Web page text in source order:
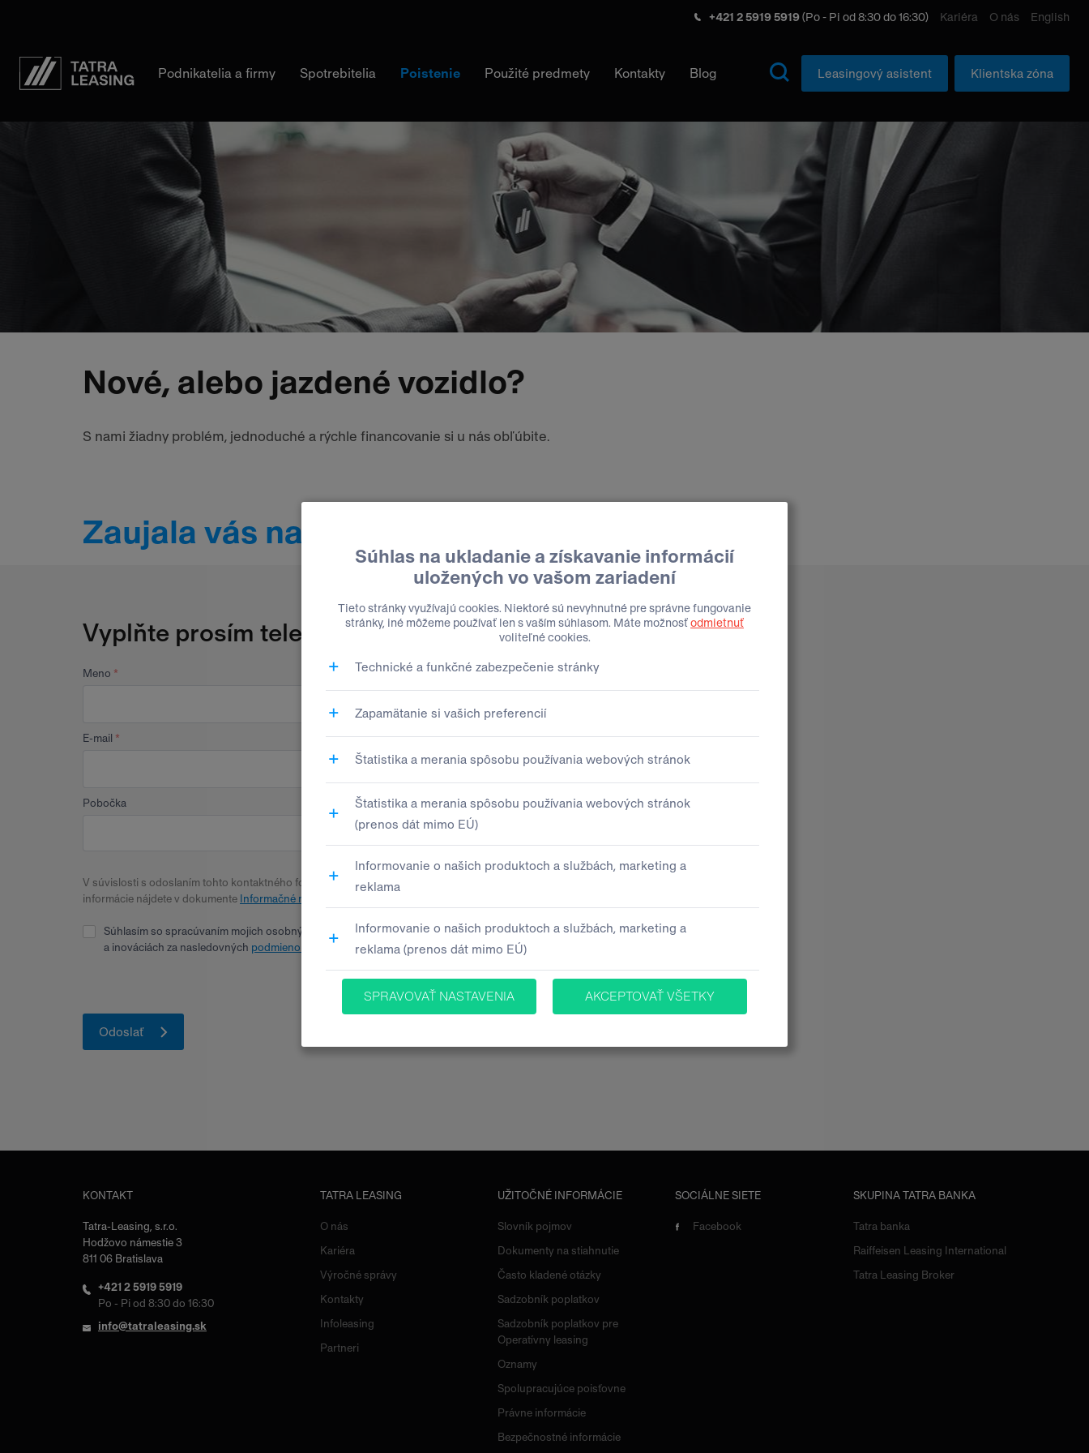
Tatra-
Leasing
Podnikatelia a firmy Spotrebitelia Poistenie Použité predmety Kontakty Blog
+421 2 5919 5919(Po - Pi od 8:30 do 16:30) Kariéra O nás English
Klientska zóna
Leasingový asistent
Nové, alebo jazdené vozidlo?
S nami žiadny problém, jednoduché a rýchle financovanie si u nás obľúbite.
Zaujala vás naša ponuka?
Vyplňte prosím telefónne číslo alebo e-mail.
Meno Priezvisko
E-mail Telefón
Pobočka
V súvislosti s odoslaním tohto kontaktného formulára budeme spracúvať Vaše osobné údaje. Všetky bližšie
informácie nájdete v dokumente Informačné memorandum ochrany osobných údajov
Súhlasím so spracúvaním mojich osobných údajov pre účely poskytovania informácií o produktoch, službách
a inováciách za nasledovných podmienok . Zároveň vyhlasujem, že mám 16 a viac rokov.
KONTAKT
Tatra-Leasing, s.r.o.
Hodžovo námestie 3
811 06 Bratislava
+421 2 5919 5919
Po - Pi od 8:30 do 16:30
info@tatraleasing.sk
TATRA LEASING
O nás
Kariéra
Výročné správy
Kontakty
Infoleasing
Partneri
UŽITOČNÉ INFORMÁCIE
Slovník pojmov
Dokumenty na stiahnutie
Často kladené otázky
Sadzobník poplatkov
Sadzobník poplatkov pre
Operatívny leasing
Oznamy
Spolupracujúce poisťovne
Právne informácie
Bezpečnostné informácie
SOCIÁLNE SIETE
Facebook
SKUPINA TATRA BANKA
Tatra banka
Raiffeisen Leasing International
Tatra Leasing Broker